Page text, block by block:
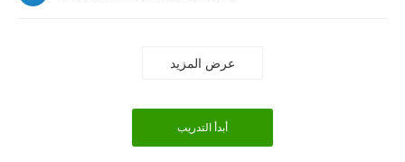
عرض المزيد
أبدأ التدريب